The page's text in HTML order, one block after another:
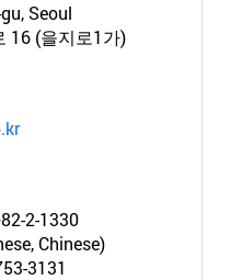
Seoul
16 (을지로1가)
2-1330
Chinese)
3131